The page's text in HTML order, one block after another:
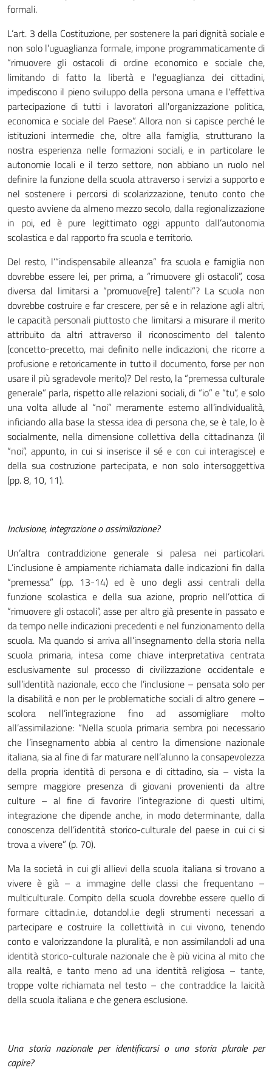
formali.
L’art. 3 della Costituzione, per sostenere la pari dignità sociale e
non solo l’uguaglianza formale, impone programmaticamente di
“rimuovere gli ostacoli di ordine economico e sociale che,
limitando di fatto la libertà e l'eguaglianza dei cittadini,
impediscono il pieno sviluppo della persona umana e l'effettiva
partecipazione di tutti i lavoratori all'organizzazione politica,
economica e sociale del Paese”. Allora non si capisce perché le
istituzioni intermedie che, oltre alla famiglia, strutturano la
nostra esperienza nelle formazioni sociali, e in particolare le
autonomie locali e il terzo settore, non abbiano un ruolo nel
definire la funzione della scuola attraverso i servizi a supporto e
nel sostenere i percorsi di scolarizzazione, tenuto conto che
questo avviene da almeno mezzo secolo, dalla regionalizzazione
in poi, ed è pure legittimato oggi appunto dall’autonomia
scolastica e dal rapporto fra scuola e territorio.
Del resto, l’“indispensabile alleanza” fra scuola e famiglia non
dovrebbe essere lei, per prima, a “rimuovere gli ostacoli”, cosa
diversa dal limitarsi a “promuove[re] talenti”? La scuola non
dovrebbe costruire e far crescere, per sé e in relazione agli altri,
le capacità personali piuttosto che limitarsi a misurare il merito
attribuito da altri attraverso il riconoscimento del talento
(concetto-precetto, mai definito nelle indicazioni, che ricorre a
profusione e retoricamente in tutto il documento, forse per non
usare il più sgradevole merito)? Del resto, la “premessa culturale
generale” parla, rispetto alle relazioni sociali, di “io” e “tu”, e solo
una volta allude al “noi” meramente esterno all’individualità,
inficiando alla base la stessa idea di persona che, se è tale, lo è
socialmente, nella dimensione collettiva della cittadinanza (il
“noi”, appunto, in cui si inserisce il sé e con cui interagisce) e
della sua costruzione partecipata, e non solo intersoggettiva
(pp. 8, 10, 11).
Inclusione, integrazione o assimilazione?
Un’altra contraddizione generale si palesa nei particolari.
L’inclusione è ampiamente richiamata dalle indicazioni fin dalla
“premessa” (pp. 13-14) ed è uno degli assi centrali della
funzione scolastica e della sua azione, proprio nell’ottica di
“rimuovere gli ostacoli”, asse per altro già presente in passato e
da tempo nelle indicazioni precedenti e nel funzionamento della
scuola. Ma quando si arriva all’insegnamento della storia nella
scuola primaria, intesa come chiave interpretativa centrata
esclusivamente sul processo di civilizzazione occidentale e
sull’identità nazionale, ecco che l’inclusione – pensata solo per
la disabilità e non per le problematiche sociali di altro genere –
scolora nell’integrazione fino ad assomigliare molto
all’assimilazione: “Nella scuola primaria sembra poi necessario
che l’insegnamento abbia al centro la dimensione nazionale
italiana, sia al fine di far maturare nell’alunno la consapevolezza
della propria identità di persona e di cittadino, sia – vista la
sempre maggiore presenza di giovani provenienti da altre
culture – al fine di favorire l’integrazione di questi ultimi,
integrazione che dipende anche, in modo determinante, dalla
conoscenza dell’identità storico-culturale del paese in cui ci si
trova a vivere” (p. 70).
Ma la società in cui gli allievi della scuola italiana si trovano a
vivere è già – a immagine delle classi che frequentano –
multiculturale. Compito della scuola dovrebbe essere quello di
formare cittadin.i.e, dotandol.i.e degli strumenti necessari a
partecipare e costruire la collettività in cui vivono, tenendo
conto e valorizzandone la pluralità, e non assimilandoli ad una
identità storico-culturale nazionale che è più vicina al mito che
alla realtà, e tanto meno ad una identità religiosa – tante,
troppe volte richiamata nel testo – che contraddice la laicità
della scuola italiana e che genera esclusione.
Una storia nazionale per identificarsi o una storia plurale per
capire?